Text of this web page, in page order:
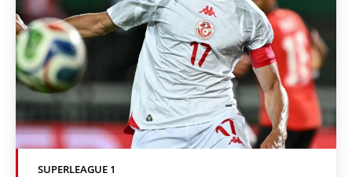
SUPERLEAGUE 1